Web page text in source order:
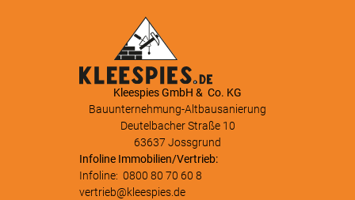
Kleespies GmbH & Co. KG
Bauunternehmung-Altbausanierung
Deutelbacher Straße 10
63637 Jossgrund
Infoline Immobilien/Vertrieb:
Infoline: 0800 80 70 60 8
vertrieb@kleespies.de